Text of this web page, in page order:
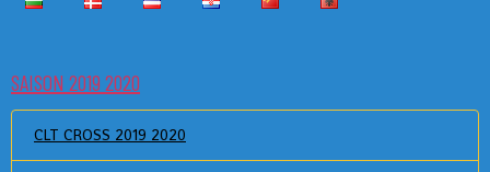
SAISON 2019 2020
CLT CROSS 2019 2020